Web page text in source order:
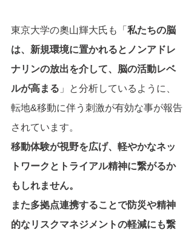
東京大学の奧山輝大氏も「 私たちの脳
は、新規環境に置かれるとノンアドレ
ナリンの放出を介して、脳の活動レベ
ルが高まる 」と分析しているように、
転地&移動に伴う刺激が有効な事が報告
されています。
移動体験が視野を広げ、軽やかなネッ
トワークとトライアル精神に繋がるか
もしれません。
また多拠点連携することで防災や精神
的なリスクマネジメントの軽減にも繋